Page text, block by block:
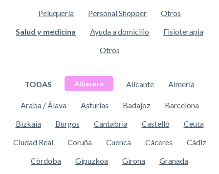
Peluquería
Personal Shopper
Otros
Salud y medicina
Ayuda a domicilio
Fisioterapia
Otros
TODAS Albacete Alicante Almería
Araba / Álava Asturias Badajoz
Barcelona
Bizkaia
Burgos Cantabria Castelló
Ceuta
Ciudad Real
Coruña Cuenca Cáceres
Cádiz
Córdoba
Gipuzkoa Girona
Granada